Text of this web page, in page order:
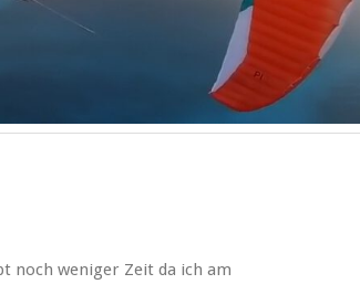
noch weniger Zeit da ich am